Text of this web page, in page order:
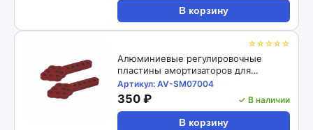
В корзину
☆☆☆☆☆
Алюминиевые регулировочные
пластины амортизаторов для
радиоуправляемых автомоделей
1/10, 2шт RC-Avtomag (#AV-SM07004)
1/10 RC Car Aluminum Shock Absorber
Adjust Plate Droop Mount
Артикул: AV-SM07004
350 ₽ ✓ В наличии
В корзину